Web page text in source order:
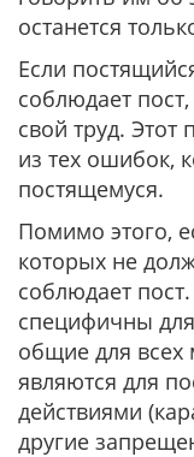
останется
Если
соблюдает
свой труд. Этот
из тех ошибок,
постящемуся.
Помимо этого,
которых не
соблюдает
специфичны
общие для всех
являются для
действиями
другие